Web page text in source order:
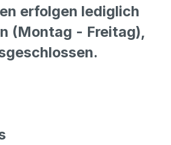
erfolgen lediglich
(Montag - Freitag),